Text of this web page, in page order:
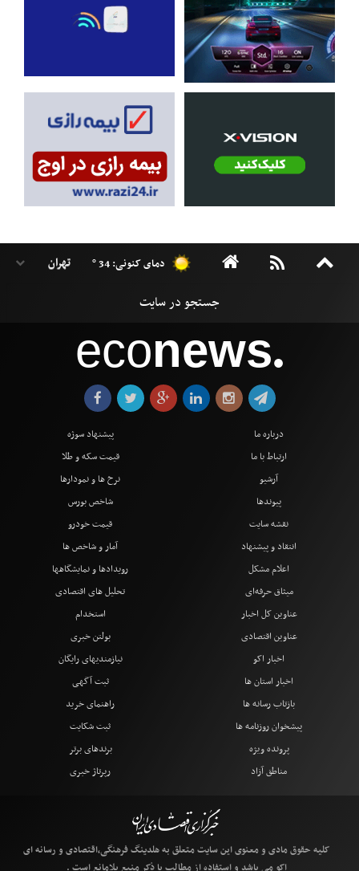
دمای کنونی: 34 °
econews●
درباره ما
ارتباط با ما
آرشیو
پیوندها
نقشه سایت
انتقاد و پیشنهاد
اعلام مشکل
میثاق حرفه‌ای
پیشنهاد سوژه
قیمت سکه و طلا
نرخ ها و نمودارها
شاخص بورس
قیمت خودرو
آمار و شاخص ها
رویدادها و نمایشگاهها
تحلیل های اقتصادی
عناوین کل اخبار
عناوین اقتصادی
اخبار اکو
اخبار استان ها
بازتاب رسانه ها
پیشخوان روزنامه ها
پرونده ویژه
مناطق آزاد
استخدام
بولتن خبری
نیازمندیهای رایگان
ثبت آگهی
راهنمای خرید
ثبت شکایت
برندهای برتر
رپرتاژ خبری
کلیه حقوق مادی و معنوی این سایت متعلق به هلدینگ فرهنگی،اقتصادی و رسانه ای
اکو می باشد و استفاده از مطالب با ذکر منبع بلامانع است .